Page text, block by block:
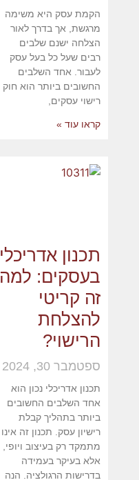
הקמת עסק היא משימה
מרגשת, אך בדרך לאור
הצלחה ישנם שלבים
רבים שעל כל בעל עסק
לעבור. אחד השלבים
החשובים ביותר הוא חוק
רישוי עסקים,
קראו עוד »
תכנון אדריכלי
בעסקים: למה
זה קריטי
להצלחת
הרישוי?
ספטמבר 30, 2024
תכנון אדריכלי נכון הוא
אחד השלבים החשובים
ביותר בתהליך קבלת
רישיון עסק. תכנון זה אינו
מתמקד רק בעיצוב ויופי,
אלא בעיקר בעמידה
בדרישות הרגולציה. הנה